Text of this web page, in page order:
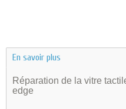
En savoir plus
Réparation de la vitre
edge